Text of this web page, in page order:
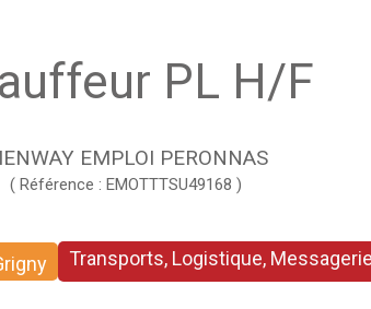
PL H/F
EMPLOI PERONNAS
( Référence : EMOTTTSU49168 )
Transports, Logistique,